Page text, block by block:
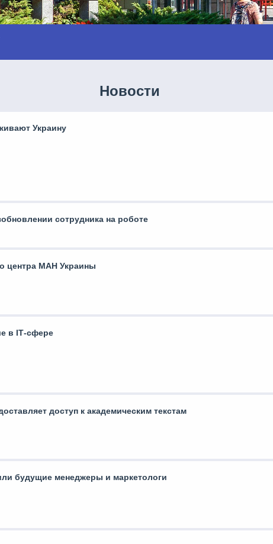
Новости
Украину
сотрудника на роботе
центра МАН Украины
в ІТ-сфере
доступ к академическим текстам
будущие менеджеры и маркетологи